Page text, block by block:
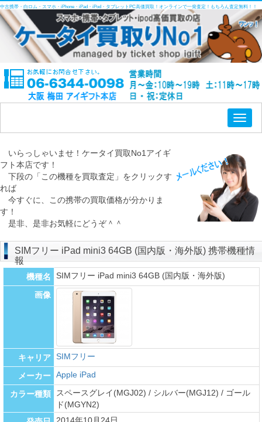
中古携帯・白ロム・スマホ・iPhone・iPad・iPod・タブレットPC高価買取！オンラインで一発査定！もちろん査定無料！！
いらっしゃいませ！ケータイ買取No1アイギ
フト本店です！
下段の「この機種を買取査定」をクリックす
れば
今すぐに、この携帯の買取価格が分かりま
す！
是非、是非お気軽にどうぞ＾＾
SIMフリー iPad mini3 64GB (国内版・海外版) 携帯機種情
報
機種名 SIMフリー iPad mini3 64GB (国内版・海外版)
画像
キャリア SIMフリー
メーカー Apple iPad
カラー種類
スペースグレイ(MGJ02) / シルバー(MGJ12) / ゴール
ド(MGYN2)